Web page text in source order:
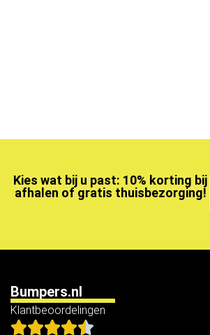
Kies wat bij u past: 10% korting bij
afhalen of gratis thuisbezorging!
Bumpers.nl
Klantbeoordelingen